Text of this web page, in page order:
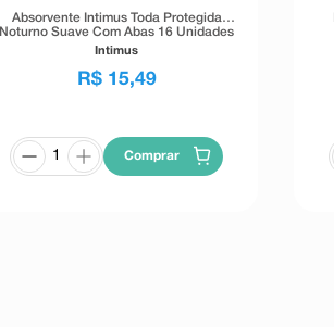
Absorvente Intimus Toda Protegida
Noturno Suave Com Abas 16 Unidades
Intimus
R$ 15,49
Comprar